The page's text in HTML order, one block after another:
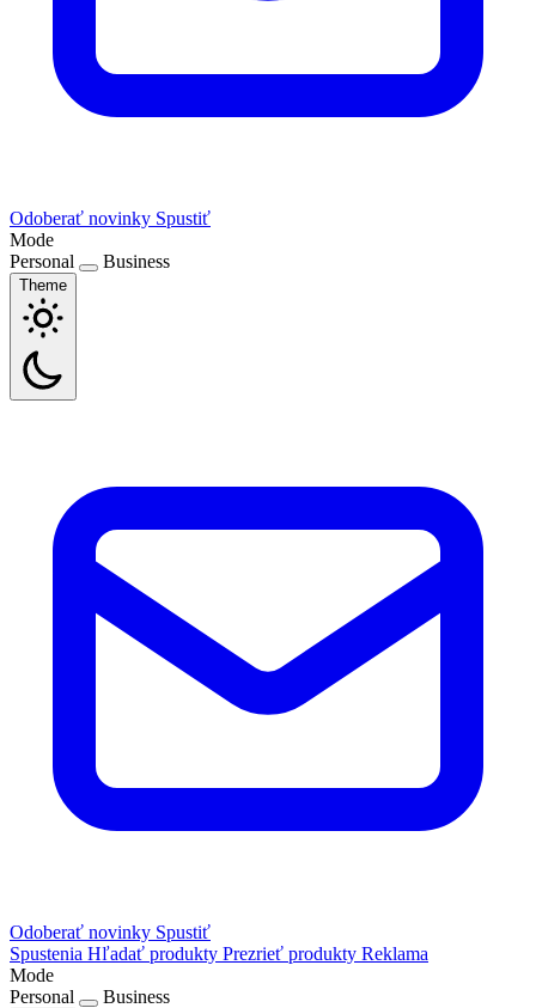
Odoberať novinky Spustiť
Mode
Personal
Business
Theme
Odoberať novinky Spustiť
Spustenia Hľadať produkty Prezrieť produkty Reklama
Mode
Personal
Business